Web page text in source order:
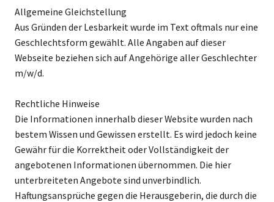
Allgemeine Gleichstellung
Aus Gründen der Lesbarkeit wurde im Text oftmals nur eine
Geschlechtsform gewählt. Alle Angaben auf dieser
Webseite beziehen sich auf Angehörige aller Geschlechter
m/w/d.
Rechtliche Hinweise
Die Informationen innerhalb dieser Website wurden nach
bestem Wissen und Gewissen erstellt. Es wird jedoch keine
Gewähr für die Korrektheit oder Vollständigkeit der
angebotenen Informationen übernommen. Die hier
unterbreiteten Angebote sind unverbindlich.
Haftungsansprüche gegen die Herausgeberin, die durch die